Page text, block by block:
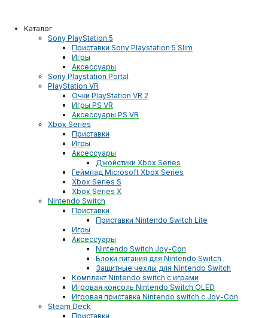
Каталог
Sony PlayStation 5
Приставки Sony Playstation 5 Slim
Игры
Аксессуары
Sony Playstation Portal
PlayStation VR
Очки PlayStation VR 2
Игры PS VR
Аксессуары PS VR
Xbox Series
Приставки
Игры
Аксессуары
Джойстики Xbox Series
Геймпад Microsoft Xbox Series
Xbox Series S
Xbox Series X
Nintendo Switch
Приставки
Приставки Nintendo Switch Lite
Игры
Аксессуары
Nintendo Switch Joy-Con
Блоки питания для Nintendo Switch
Защитные чехлы для Nintendo Switch
Комплект Nintendo switch с играми
Игровая консоль Nintendo Switch OLED
Игровая приставка Nintendo switch с Joy-Con
Steam Deck
Приставки